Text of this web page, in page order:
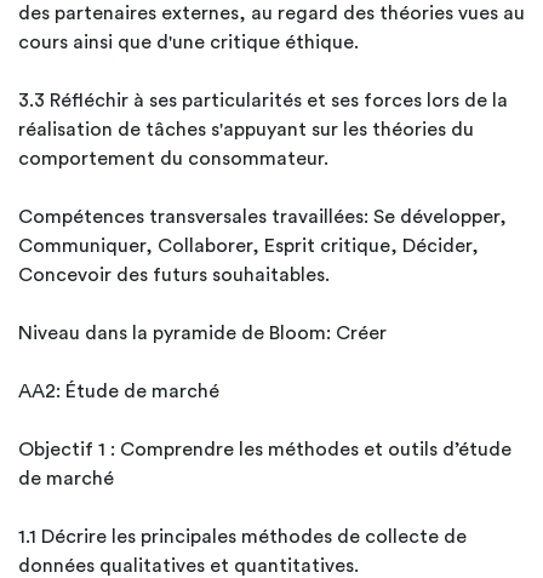
des partenaires externes, au regard des théories vues au
cours ainsi que d'une critique éthique.
3.3 Réfléchir à ses particularités et ses forces lors de la
réalisation de tâches s'appuyant sur les théories du
comportement du consommateur.
Compétences transversales travaillées: Se développer,
Communiquer, Collaborer, Esprit critique, Décider,
Concevoir des futurs souhaitables.
Niveau dans la pyramide de Bloom: Créer
AA2: Étude de marché
Objectif 1 : Comprendre les méthodes et outils d’étude
de marché
1.1 Décrire les principales méthodes de collecte de
données qualitatives et quantitatives.